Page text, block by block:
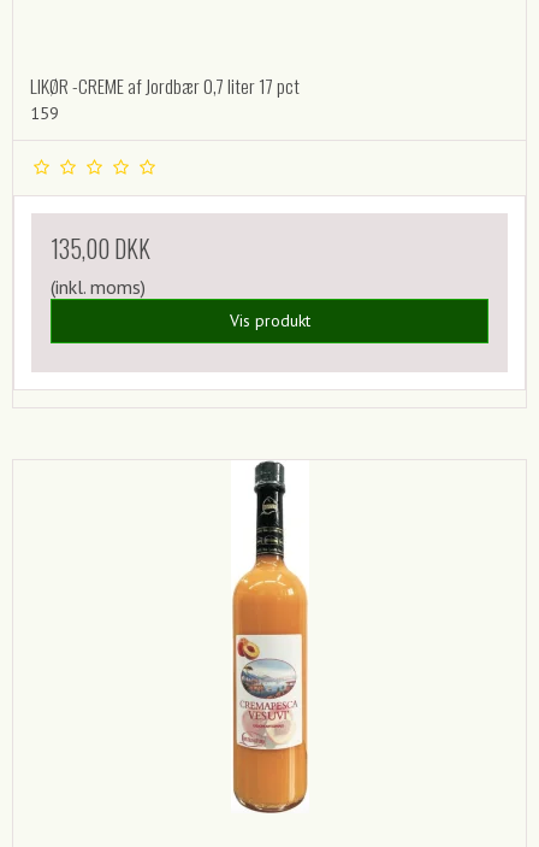
LIKØR -CREME af Jordbær 0,7 liter 17 pct
159
135,00 DKK
(inkl. moms)
Vis produkt